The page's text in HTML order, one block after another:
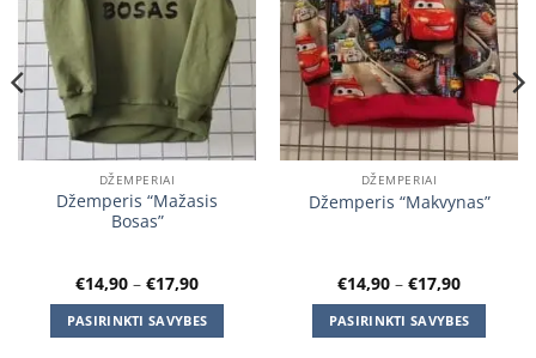
DŽEMPERIAI
Džemperis “Mažasis
Bosas”
€14,90 – €17,90Price
€14,90
through
€17,90
PASIRINKTI SAVYBES
DŽEMPERIAI
Džemperis “Makvynas”
€14,90 – €17,90Price
€14,90
through
€17,90
PASIRINKTI SAVYBES